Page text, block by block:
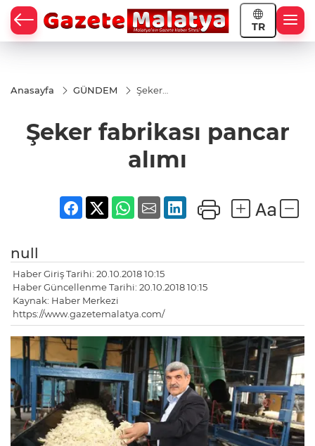
TR
Anasayfa GÜNDEM
Şeker
alımı
Şeker fabrikası pancar
alımı
null
Haber Giriş Tarihi: 20.10.2018 10:15
Haber Güncellenme Tarihi: 20.10.2018 10:15
Kaynak: Haber Merkezi
https://www.gazetemalatya.com/